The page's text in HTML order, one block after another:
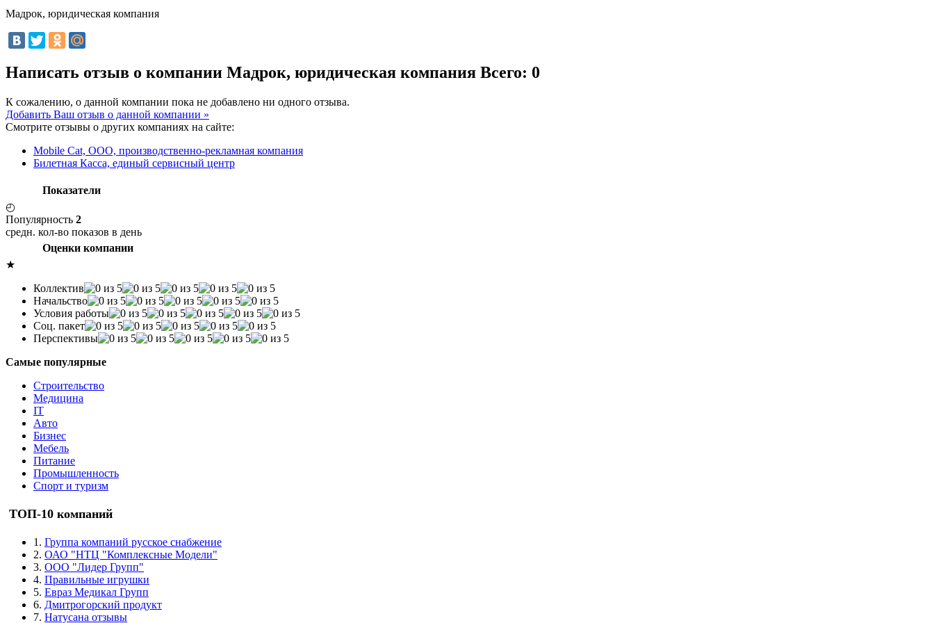
Мадрок, юридическая компания
Написать отзыв о компании Мадрок, юридическая компания Всего: 0
К сожалению, о данной компании пока не добавлено ни одного отзыва.
Добавить Ваш отзыв о данной компании »
Смотрите отзывы о других компаниях на сайте:
Mobile Cat, ООО, производственно-рекламная компания
Билетная Касса, единый сервисный центр
Показатели
◴
Популярность 2
средн. кол-во показов в день
Оценки компании
★
Коллектив
Начальство
Условия работы
Соц. пакет
Перспективы
Самые популярные
Строительство
Медицина
IT
Авто
Бизнес
Мебель
Питание
Промышленность
Спорт и туризм
ТОП-10 компаний
1. Группа компаний русское снабжение
2. ОАО "НТЦ "Комплексные Модели"
3. ООО "Лидер Групп"
4. Правильные игрушки
5. Евраз Медикал Групп
6. Дмитрогорский продукт
7. Натусана отзывы